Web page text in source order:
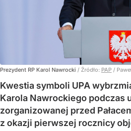
Prezydent RP Karol Nawrocki / Źródło: PAP /
Kwestia symboli UPA
Karola Nawrockiego podczas
zorganizowanej przed
z okazji pierwszej rocznicy